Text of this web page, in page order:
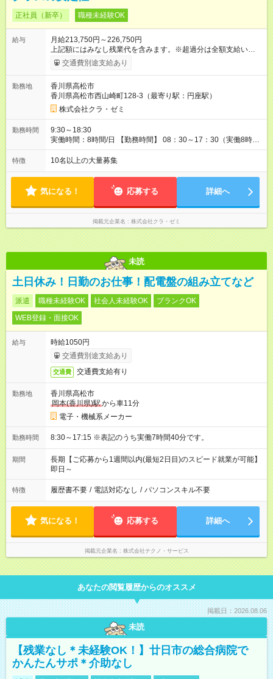
正社員（新卒） 職種未経験OK
給与
月給213,750円～226,750円
上記額にはみなし残業代を含みます。※超過分は全額支給いたし
ます。 みなし残業代 12,250円／月 みなし残業時間 8時間／月
【昇給】 年1回（4月） 【賞与】 年2回（6月・12月） 【各種手
当※基本給に含まれます。 └3，000円～1万円／月（資格内容に
応じて支給） ・地域手当※基本給に含まれます。 └2，000円～
1万5，000円／月 ・その他手当※基本給に含まれます。 └1万
3，500円 ・家族手当 └配偶者：1万円／子（1人）：5，000円
・役職手当 【試用期間】試用期間あり 試用期間の長さ：6ヶ月
※ 雇用形態と給与に、本採用時と異なる部分があります。 雇用
にはみなし残業代を含みます。※超過分は全額支給いたします。
みなし残業代 12,250円／月 みなし残業時間 8時間／月
交通費別途支給あり
勤務地
香川県高松市
香川県高松市西山崎町128-3（最寄り駅：円座駅）
株式会社クラ・ゼミ
勤務時間
9:30～18:30
実働時間：8時間/日 【勤務時間】 08：30～17：30（実働8時間
／休憩1時間） 09：00～18：00（実働8時間／休憩1時間）
09：30～18：30（実働8時間／休憩1時間） 10：00～19：
特徴 10名以上の大量募集
気になる！ 応募する 詳細へ
掲載元企業名 株式会社クラ・ゼミ
未読
土日休み！日勤のお仕事！配電盤の組み立てなど
派遣 職種未経験OK 社会人未経験OK
ブランクOK
WEB登録・面接OK
給与
時給1050円
交通費別途支給あり
交通費 交通費支給有り
勤務地
香川県高松市
岡本(香川県)駅から車11分
電子・機械系メーカー
勤務時間 8:30～17:15 ※表記のうち実働7時間40分です。
期間
長期【ご応募から1週間以内(最短2日目)のスピード就業が可能】
即日～
特徴 履歴書不要 / 電話対応なし / パソコンスキル不要
気になる！ 応募する 詳細へ
掲載元企業名 株式会社テクノ・サービス
あなたの閲覧履歴からのオススメ
掲載日：2026.08.06
未読
【残業なし＊未経験OK！】廿日市の総合病院で
かんたんサポ＊介助なし